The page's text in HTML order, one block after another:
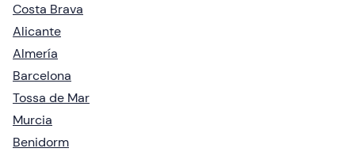
Costa Brava
Alicante
Almería
Barcelona
Tossa de Mar
Murcia
Benidorm